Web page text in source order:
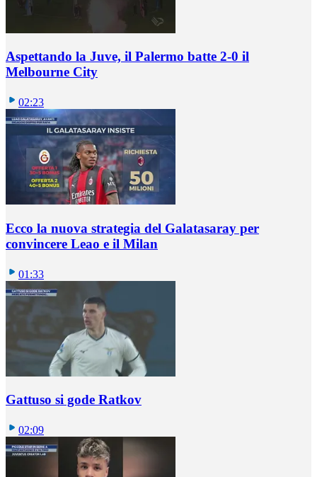
Aspettando la Juve, il Palermo batte 2-0 il
Melbourne City
02:23
Ecco la nuova strategia del Galatasaray per
convincere Leao e il Milan
01:33
Gattuso si gode Ratkov
02:09